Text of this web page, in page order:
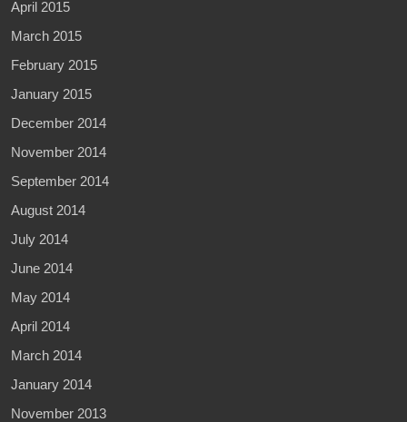
April 2015
March 2015
February 2015
January 2015
December 2014
November 2014
September 2014
August 2014
July 2014
June 2014
May 2014
April 2014
March 2014
January 2014
November 2013